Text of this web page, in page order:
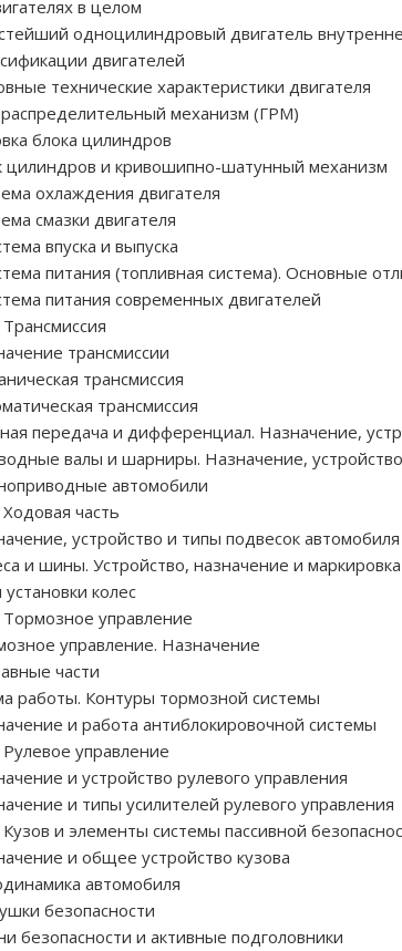
в целом
одноцилиндровый двигатель
двигателей
технические характеристики двигателя
механизм (ГРМ)
блока цилиндров
цилиндров и кривошипно-шатунный механизм
охлаждения двигателя
смазки двигателя
впуска и выпуска
питания (топливная система). Основные
питания современных двигателей
Трансмиссия
трансмиссии
трансмиссия
трансмиссия
передача и дифференциал. Назначение,
валы и шарниры. Назначение,
автомобили
Ходовая часть
устройство и типы подвесок автомобиля
и шины. Устройство, назначение и маркировка
колес
Тормозное управление
управление. Назначение
части
работы. Контуры тормозной системы
и работа антиблокировочной системы
Рулевое управление
и устройство рулевого управления
и типы усилителей рулевого управления
Кузов и элементы системы пассивной
и общее устройство кузова
автомобиля
безопасности
безопасности и активные подголовники